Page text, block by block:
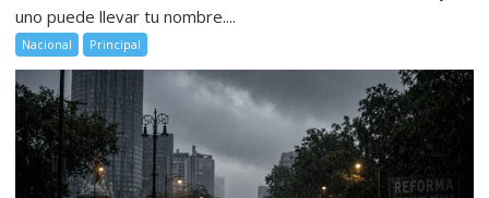
uno puede llevar tu nombre....
Nacional Principal